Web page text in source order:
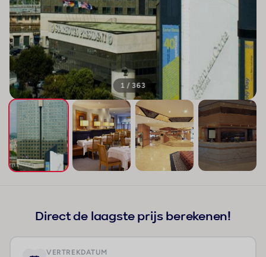
1 / 363
Direct de laagste prijs berekenen!
VERTREKDATUM